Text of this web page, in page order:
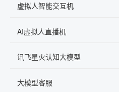
虚拟人智能交互机
AI虚拟人直播机
讯飞星火认知大模型
大模型客服